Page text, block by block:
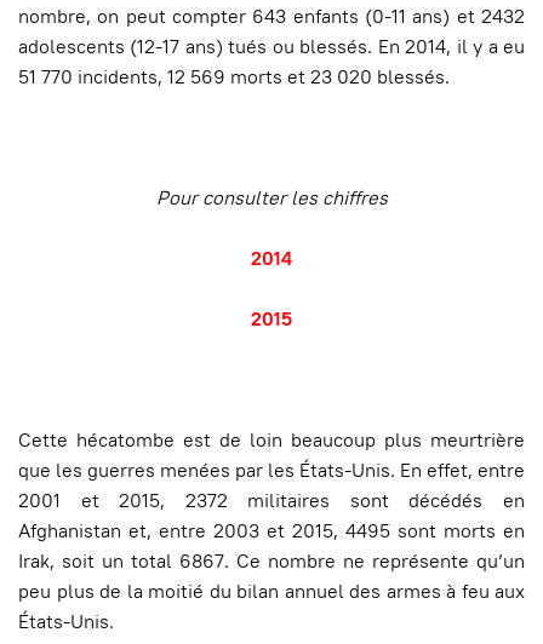
nombre, on peut compter 643 enfants (0-11 ans) et 2432
adolescents (12-17 ans) tués ou blessés. En 2014, il y a eu
51 770 incidents, 12 569 morts et 23 020 blessés.
Pour consulter les chiffres
2014
2015
Cette hécatombe est de loin beaucoup plus meurtrière
que les guerres menées par les États-Unis. En effet, entre
2001 et 2015, 2372 militaires sont décédés en
Afghanistan et, entre 2003 et 2015, 4495 sont morts en
Irak, soit un total 6867. Ce nombre ne représente qu’un
peu plus de la moitié du bilan annuel des armes à feu aux
États-Unis.